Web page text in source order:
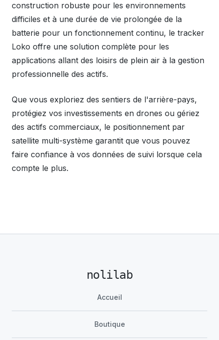
construction robuste pour les environnements
difficiles et à une durée de vie prolongée de la
batterie pour un fonctionnement continu, le tracker
Loko offre une solution complète pour les
applications allant des loisirs de plein air à la gestion
professionnelle des actifs.
Que vous exploriez des sentiers de l'arrière-pays,
protégiez vos investissements en drones ou gériez
des actifs commerciaux, le positionnement par
satellite multi-système garantit que vous pouvez
faire confiance à vos données de suivi lorsque cela
compte le plus.
nolilab
Accueil
Boutique